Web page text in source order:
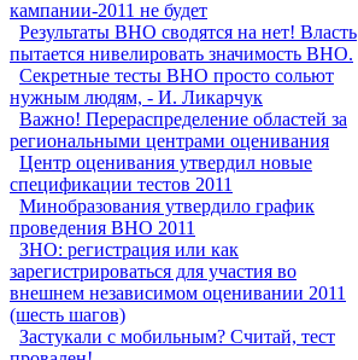
кампании-2011 не будет
Результаты ВНО сводятся на нет! Власть
пытается нивелировать значимость ВНО.
Секретные тесты ВНО просто сольют
нужным людям, - И. Ликарчук
Важно! Перераспределение областей за
региональными центрами оценивания
Центр оценивания утвердил новые
спецификации тестов 2011
Минобразования утвердило график
проведения ВНО 2011
ЗНО: регистрация или как
зарегистрироваться для участия во
внешнем независимом оценивании 2011
(шесть шагов)
Застукали с мобильным? Считай, тест